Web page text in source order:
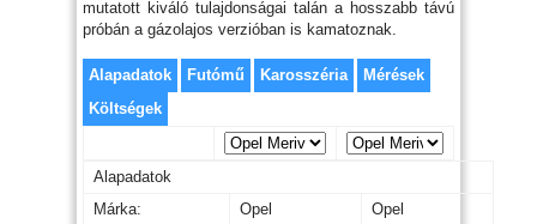
mutatott kiváló tulajdonságai talán a hosszabb távú
próbán a gázolajos verzióban is kamatoznak.
Alapadatok Futómű Karosszéria
Mérések
Költségek
Alapadatok
Márka:
Opel
Opel